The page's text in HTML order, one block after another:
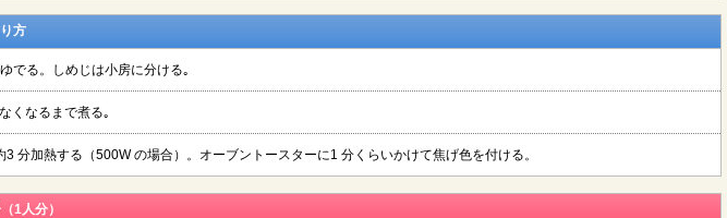
方
でる。しめじは小房に分ける｡
くなるまで煮る｡
分加熱する（500W の場合）。オーブントースターに1 分くらいかけて焦げ色を付ける。
1人分）